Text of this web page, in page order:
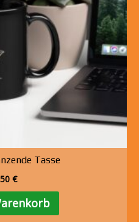
Tasse
€